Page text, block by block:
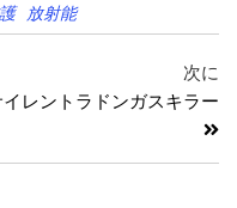
放射能
次に
レントラドンガスキラー